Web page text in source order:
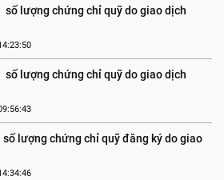
số lượng chứng chỉ quỹ do giao dịch
số lượng chứng chỉ quỹ do giao dịch
số lượng chứng chỉ quỹ đăng ký do giao